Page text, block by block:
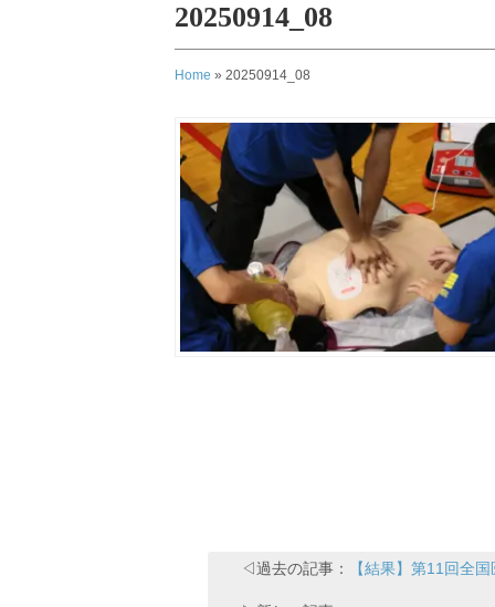
20250914_08
Home » 20250914_08
◁過去の記事： 【結果】第11回全